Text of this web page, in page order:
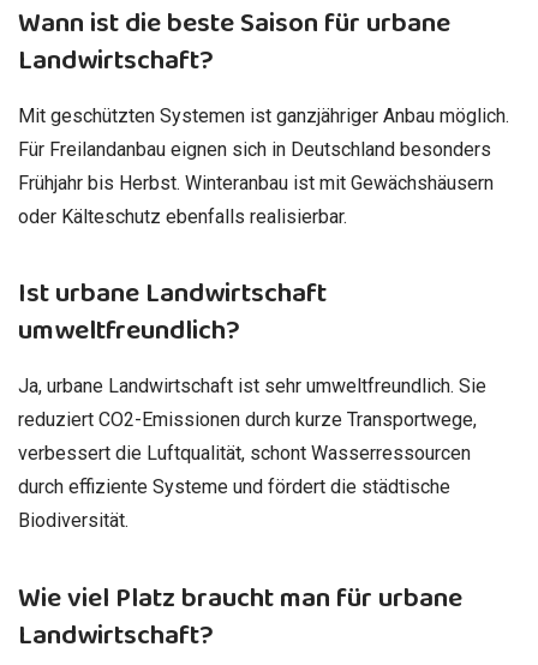
Wann ist die beste Saison für urbane
Landwirtschaft?
Mit geschützten Systemen ist ganzjähriger Anbau möglich.
Für Freilandanbau eignen sich in Deutschland besonders
Frühjahr bis Herbst. Winteranbau ist mit Gewächshäusern
oder Kälteschutz ebenfalls realisierbar.
Ist urbane Landwirtschaft
umweltfreundlich?
Ja, urbane Landwirtschaft ist sehr umweltfreundlich. Sie
reduziert CO2-Emissionen durch kurze Transportwege,
verbessert die Luftqualität, schont Wasserressourcen
durch effiziente Systeme und fördert die städtische
Biodiversität.
Wie viel Platz braucht man für urbane
Landwirtschaft?